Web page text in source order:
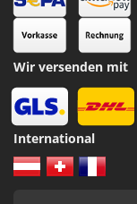
Wir versenden mit
International